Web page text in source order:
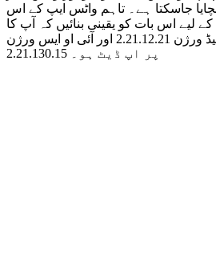
جاسکتا ہے۔ تاہم واٹس ایپ کے اس
لیے اس بات کو یقینی بنائیں کہ آپ کا
واٹس ایپ اینڈرائیڈ ورژن 2.21.12.21 اور آئی او ایس ورژن iOS-
2.21.130.15 پر اپ ڈیٹ ہو۔